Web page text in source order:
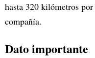
hasta 320 kilómetros
compañía.
Dato importante